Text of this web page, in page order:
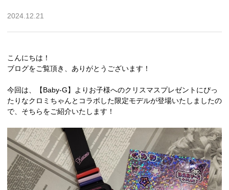
2024.12.21
こんにちは！
ブログをご覧頂き、ありがとうございます！
今回は、【Baby-G】よりお子様へのクリスマスプレゼントにぴっ
たりなクロミちゃんとコラボした限定モデルが登場いたしましたの
で、そちらをご紹介いたします！